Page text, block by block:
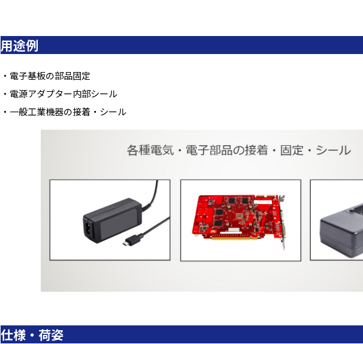
用途例
・電子基板の部品固定
・電源アダプター内部シール
・一般工業機器の接着・シール
仕様・荷姿